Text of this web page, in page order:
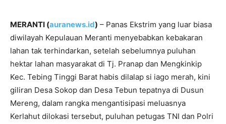
MERANTI (auranews.id) – Panas Ekstrim yang luar biasa
diwilayah Kepulauan Meranti menyebabkan kebakaran
lahan tak terhindarkan, setelah sebelumnya puluhan
hektar lahan masyarakat di Tj. Pranap dan Mengkinkip
Kec. Tebing Tinggi Barat habis dilalap si iago merah, kini
giliran Desa Sokop dan Desa Tebun tepatnya di Dusun
Mereng, dalam rangka mengantisipasi meluasnya
Kerlahut dilokasi tersebut, puluhan petugas TNI dan Polri